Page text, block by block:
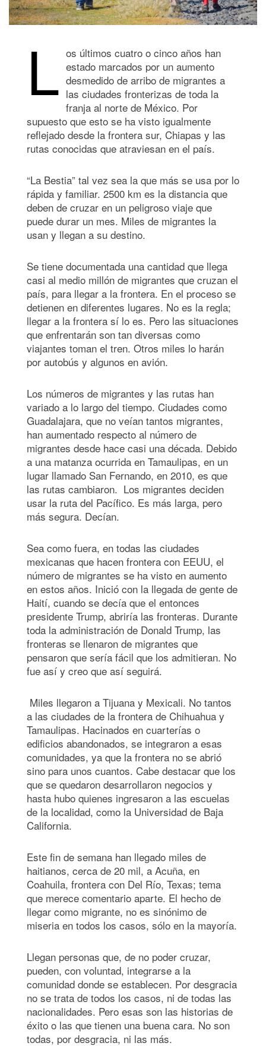
L os últimos cuatro o cinco años han
estado marcados por un aumento
desmedido de arribo de migrantes a
las ciudades fronterizas de toda la
franja al norte de México. Por
supuesto que esto se ha visto igualmente
reflejado desde la frontera sur, Chiapas y las
rutas conocidas que atraviesan en el país.
“La Bestia” tal vez sea la que más se usa por lo
rápida y familiar. 2500 km es la distancia que
deben de cruzar en un peligroso viaje que
puede durar un mes. Miles de migrantes la
usan y llegan a su destino.
Se tiene documentada una cantidad que llega
casi al medio millón de migrantes que cruzan el
país, para llegar a la frontera. En el proceso se
detienen en diferentes lugares. No es la regla;
llegar a la frontera sí lo es. Pero las situaciones
que enfrentarán son tan diversas como
viajantes toman el tren. Otros miles lo harán
por autobús y algunos en avión.
Los números de migrantes y las rutas han
variado a lo largo del tiempo. Ciudades como
Guadalajara, que no veían tantos migrantes,
han aumentado respecto al número de
migrantes desde hace casi una década. Debido
a una matanza ocurrida en Tamaulipas, en un
lugar llamado San Fernando, en 2010, es que
las rutas cambiaron. Los migrantes deciden
usar la ruta del Pacífico. Es más larga, pero
más segura. Decían.
Sea como fuera, en todas las ciudades
mexicanas que hacen frontera con EEUU, el
número de migrantes se ha visto en aumento
en estos años. Inició con la llegada de gente de
Haití, cuando se decía que el entonces
presidente Trump, abriría las fronteras. Durante
toda la administración de Donald Trump, las
fronteras se llenaron de migrantes que
pensaron que sería fácil que los admitieran. No
fue así y creo que así seguirá.
Miles llegaron a Tijuana y Mexicali. No tantos
a las ciudades de la frontera de Chihuahua y
Tamaulipas. Hacinados en cuarterías o
edificios abandonados, se integraron a esas
comunidades, ya que la frontera no se abrió
sino para unos cuantos. Cabe destacar que los
que se quedaron desarrollaron negocios y
hasta hubo quienes ingresaron a las escuelas
de la localidad, como la Universidad de Baja
California.
Este fin de semana han llegado miles de
haitianos, cerca de 20 mil, a Acuña, en
Coahuila, frontera con Del Río, Texas; tema
que merece comentario aparte. El hecho de
llegar como migrante, no es sinónimo de
miseria en todos los casos, sólo en la mayoría.
Llegan personas que, de no poder cruzar,
pueden, con voluntad, integrarse a la
comunidad donde se establecen. Por desgracia
no se trata de todos los casos, ni de todas las
nacionalidades. Pero esas son las historias de
éxito o las que tienen una buena cara. No son
todas, por desgracia, ni las más.